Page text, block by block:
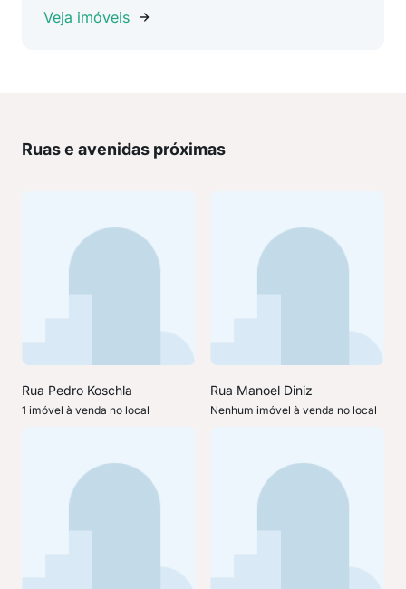
Veja imóveis
Ruas e avenidas próximas
Rua Pedro Koschla
1 imóvel à venda no local
Rua Manoel Diniz
Nenhum imóvel à venda no local